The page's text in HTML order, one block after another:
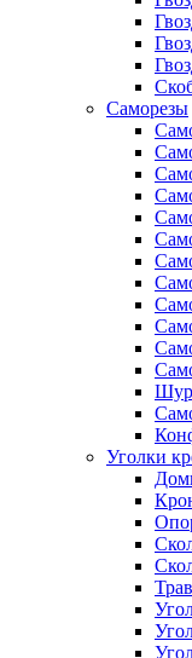
Саморезы
Уголки